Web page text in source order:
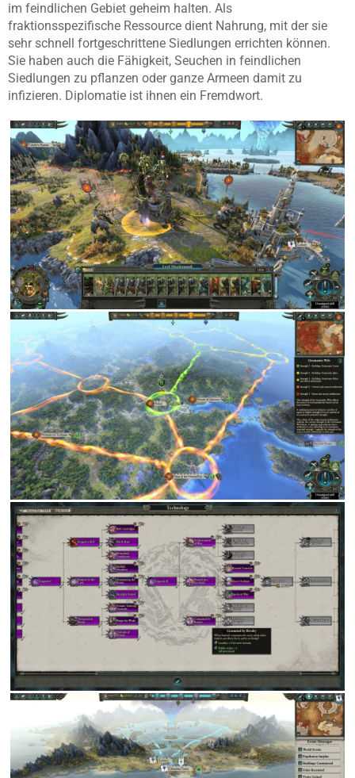
im feindlichen Gebiet geheim halten. Als
fraktionsspezifische Ressource dient Nahrung, mit der sie
sehr schnell fortgeschrittene Siedlungen errichten können.
Sie haben auch die Fähigkeit, Seuchen in feindlichen
Siedlungen zu pflanzen oder ganze Armeen damit zu
infizieren. Diplomatie ist ihnen ein Fremdwort.